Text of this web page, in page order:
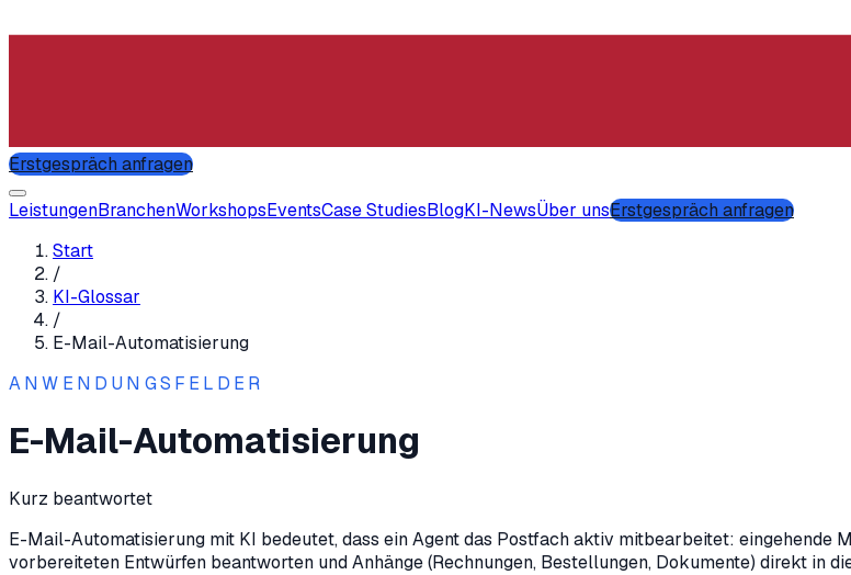
Erstgespräch anfragen
LeistungenBranchenWorkshopsEventsCase StudiesBlogKI-NewsÜber unsErstgespräch anfragen
Start
/
KI-Glossar
/
E-Mail-Automatisierung
ANWENDUNGSFELDER
E-Mail-Automatisierung
Kurz beantwortet
E-Mail-Automatisierung mit KI bedeutet, dass ein Agent das Postfach aktiv mitbearbeitet: eingehende
vorbereiteten Entwürfen beantworten und Anhänge (Rechnungen, Bestellungen, Dokumente) direkt in